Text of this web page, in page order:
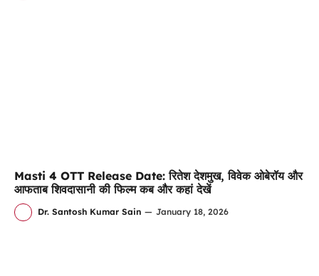
Masti 4 OTT Release Date: रितेश देशमुख, विवेक ओबेरॉय और
आफताब शिवदासानी की फिल्म कब और कहां देखें
Dr. Santosh Kumar Sain — January 18, 2026